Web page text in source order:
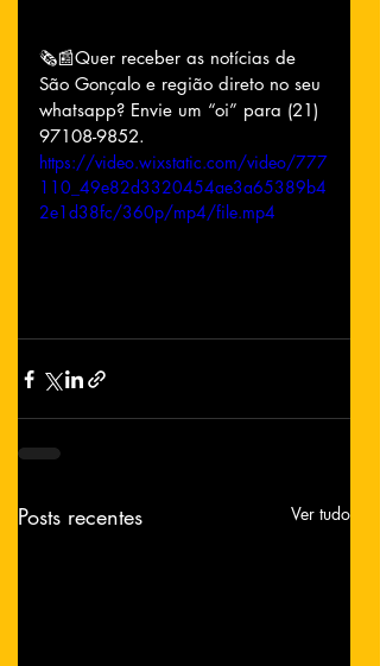
🗞📰Quer receber as notícias de
São Gonçalo e região direto no seu
whatsapp? Envie um “oi” para (21)
97108-9852.
https://video.wixstatic.com/video/777
110_49e82d3320454ae3a65389b4
2e1d38fc/360p/mp4/file.mp4
Posts recentes Ver tudo